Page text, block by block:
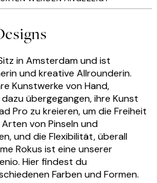
in Amsterdam und ist
und kreative Allrounderin.
Kunstwerke von Hand,
übergegangen, ihre Kunst
Pro zu kreieren, um die Freiheit
von Pinseln und
und die Flexibilität, überall
Rokus ist eine unserer
Hier findest du
Farben und Formen.